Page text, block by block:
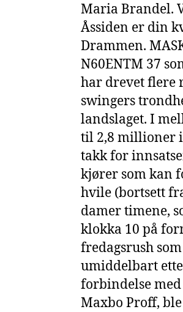
Maria Brandel.
Åssiden er din
Drammen.
N60ENTM 37
har drevet flere
swingers
landslaget. I
til 2,8 millioner i
takk for
kjører som kan
hvile (bortsett
damer timene,
klokka 10 på
fredagsrush
umiddelbart
forbindelse
Maxbo Proff,